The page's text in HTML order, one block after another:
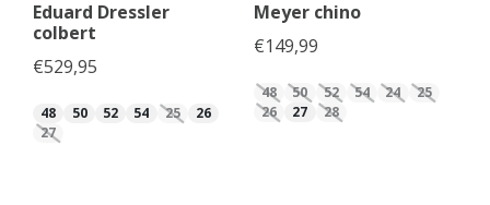
Eduard Dressler
colbert
€529,95
48 50 52 54 25
26
27
Meyer chino
€149,99
48 50 52 54 24
25
26
27 28